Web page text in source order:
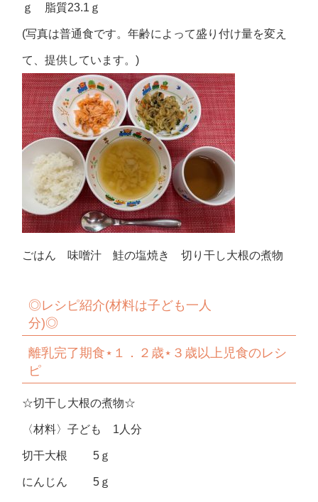
ｇ 脂質23.1ｇ
(写真は普通食です。年齢によって盛り付け量を変え
て、提供しています。)
ごはん 味噌汁 鮭の塩焼き 切り干し大根の煮物
◎レシピ紹介(材料は子ども一人
分)◎
離乳完了期食⋆ １．２歳⋆ ３歳以上児食のレシ
ピ
☆切干し大根の煮物☆
〈材料〉子ども 1人分
切干大根 5ｇ
にんじん 5ｇ